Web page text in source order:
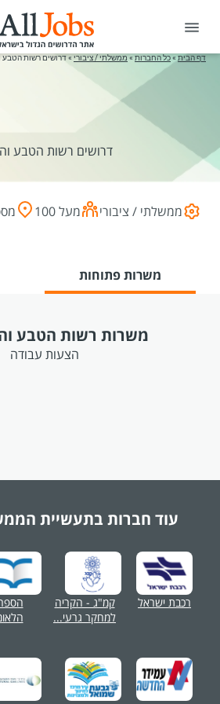
דף הבית »כל החברות » ממשלתי / ציבורי »דרושים רשות הטבע
דרושים רשות הטבע
ממשלתי / ציבורי מעל 100
משרות פתוחות
משרות רשות הטבע
הצעות עבודה
עוד חברות בתעשיית
רכבת ישראל
קמ"ג - הקריה
למחקר גרעי...